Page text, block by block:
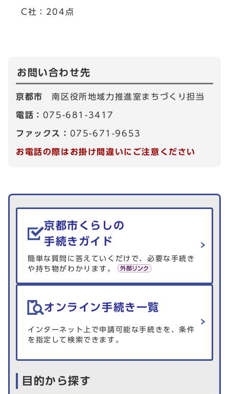
C社：204点
お問い合わせ先
京都市南区役所地域力推進室まちづくり担当
電話： 075-681-3417
ファックス： 075-671-9653
お電話の際はお掛け間違いにご注意ください
生活情報を探す
京都市くらしの
手続きガイド
簡単な質問に答えていくだけで、必要な手続き
や持ち物がわかります。
オンライン手続き一覧
インターネット上で申請可能な手続きを、条件
を指定して検索できます。
目的から探す